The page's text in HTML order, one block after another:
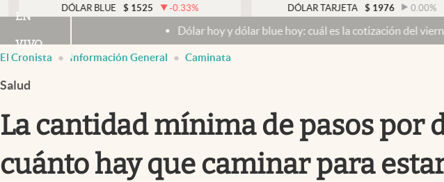
Otras secciones
Infotechnology
Clase
Clima
Mundial 2026
Eventos Corporativos
DÓLAR BLUE $ 1525 -0.33% DÓLAR TARJETA $ 1976 0.00%
EN
VIVO
Dólar hoy y dólar blue hoy: cuál es la cotización del viernes 7 de
El Cronista Información General Caminata
Salud
La cantidad mínima de pasos
cuánto hay que caminar para